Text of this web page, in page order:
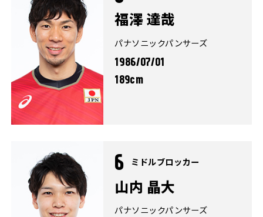
福澤 達哉
パナソニックパンサーズ
1986/07/01
189cm
6 ミドルブロッカー
山内 晶大
パナソニックパンサーズ